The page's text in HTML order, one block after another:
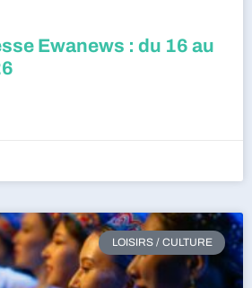
Ewanews : du 16 au
LOISIRS / CULTURE